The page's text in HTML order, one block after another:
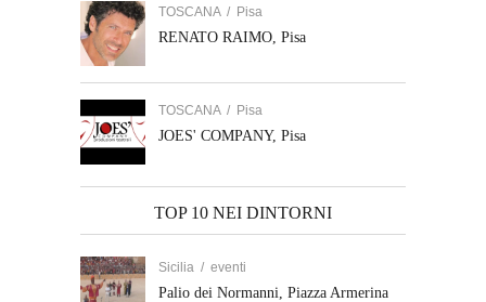
TOSCANA / Pisa
RENATO RAIMO, Pisa
TOSCANA / Pisa
JOES' COMPANY, Pisa
TOP 10 NEI DINTORNI
Sicilia / eventi
Palio dei Normanni, Piazza Armerina